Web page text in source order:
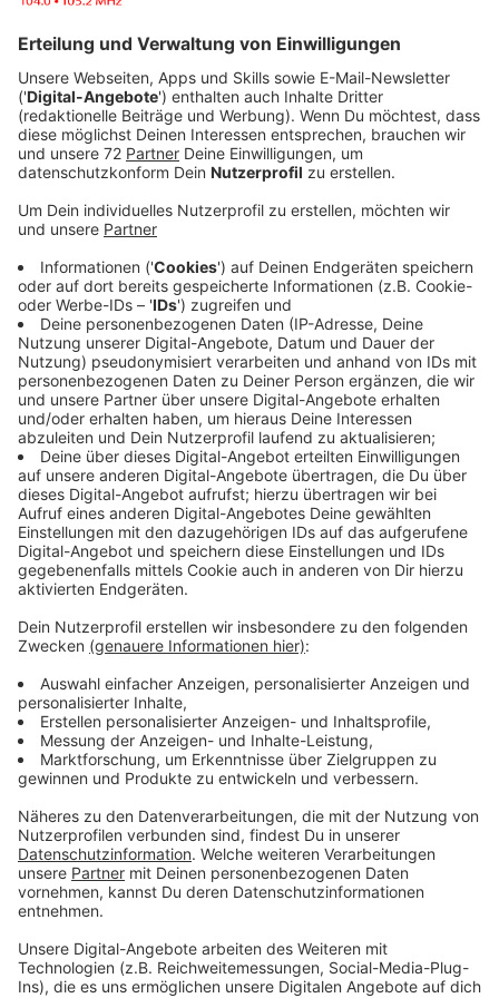
Millionen Tonnen Essen werden nur in Deutschland
jedes Jahr entsorgt, obwohl sie noch lange nicht
abgelaufen sind. Damit diese Lebensmittel nicht in der
Mülltonne landen, gibt es die App "Too Good To Go".
Die Entwickler nennen sich selber
"Lebensmittelretter" - und mit ihrer App planen sie,
das Konsumverhalten neu zu erfinden.
Anzeige
Günstig, Bequem und Umweltfreundlich
Anzeige
So funktioniert es: Die App runterladen, E-Mail-
Adresse und Standort angeben - und schon werden
alle Filialen angezeigt, die in der eigenen Umgebung
mitmachen. Hier ist es dann möglich, eine
landen die Lebensmittel, die über den Tag nicht
landen würden. Was genau drin sein wird, ist eine
Überraschung - denn am Morgen ist natürlich noch
nicht klar, welche Lebensmittel am Abend
übrigbleiben. Die Bezahlung funktioniert zum Beispiel
erledigt ist, wird in der App dauerhaft angezeigt, wann
und wo das Essen zum Abholen bereit liegt.
Anzeige